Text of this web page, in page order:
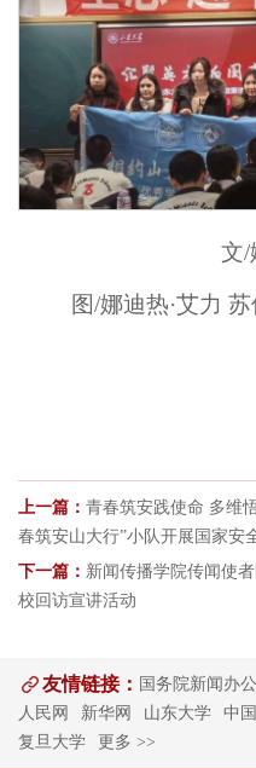
文/
图/娜迪热·艾力
上一篇： 青春筑安践使命 多维
春筑安山大行”小队开展国家安
下一篇： 新闻传播学院传闻使
校回访宣讲活动
友情链接： 国务院新闻办
人民网
新华网 山东大学 中
复旦大学
更多 >>